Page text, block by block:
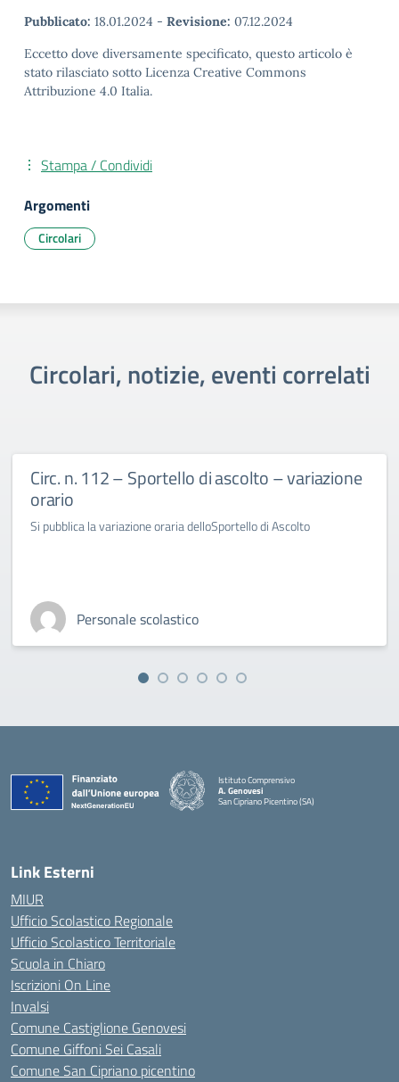
Pubblicato: 18.01.2024 - Revisione: 07.12.2024
Eccetto dove diversamente specificato, questo articolo è
stato rilasciato sotto Licenza Creative Commons
Attribuzione 4.0 Italia.
Stampa / Condividi
Argomenti
Circolari
Circolari, notizie, eventi correlati
Circ. n. 112 – Sportello di ascolto – variazione
orario
Si pubblica la variazione oraria delloSportello di Ascolto
Personale scolastico
Istituto Comprensivo
A. Genovesi
San Cipriano Picentino (SA)
— Visita la pagina iniziale della scuola
Link Esterni
MIUR
Ufficio Scolastico Regionale
Ufficio Scolastico Territoriale
Scuola in Chiaro
Iscrizioni On Line
Invalsi
Comune Castiglione Genovesi
Comune Giffoni Sei Casali
Comune San Cipriano picentino